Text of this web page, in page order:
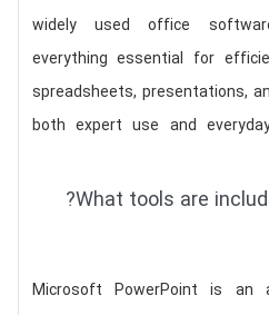
widely used office
everything essential for
spreadsheets, presentations,
both expert use and
What tools are
Microsoft PowerPoint is an